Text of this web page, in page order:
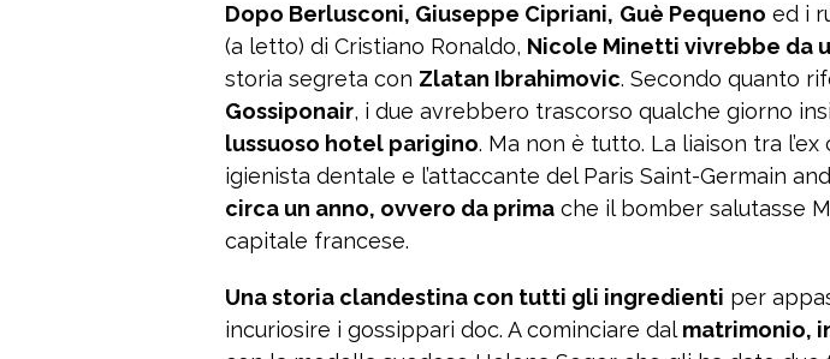
Dopo Berlusconi, Giuseppe Cipriani, Guè Pequeno ed i
(a letto) di Cristiano Ronaldo, Nicole Minetti vivrebbe da
storia segreta con Zlatan Ibrahimovic. Secondo quanto
Gossiponair, i due avrebbero trascorso qualche giorno
lussuoso hotel parigino. Ma non è tutto. La liaison tra
igienista dentale e l’attaccante del Paris Saint-Germain
circa un anno, ovvero da prima che il bomber salutasse
capitale francese.
Una storia clandestina con tutti gli ingredienti per
incuriosire i gossippari doc. A cominciare dalmatrimonio,